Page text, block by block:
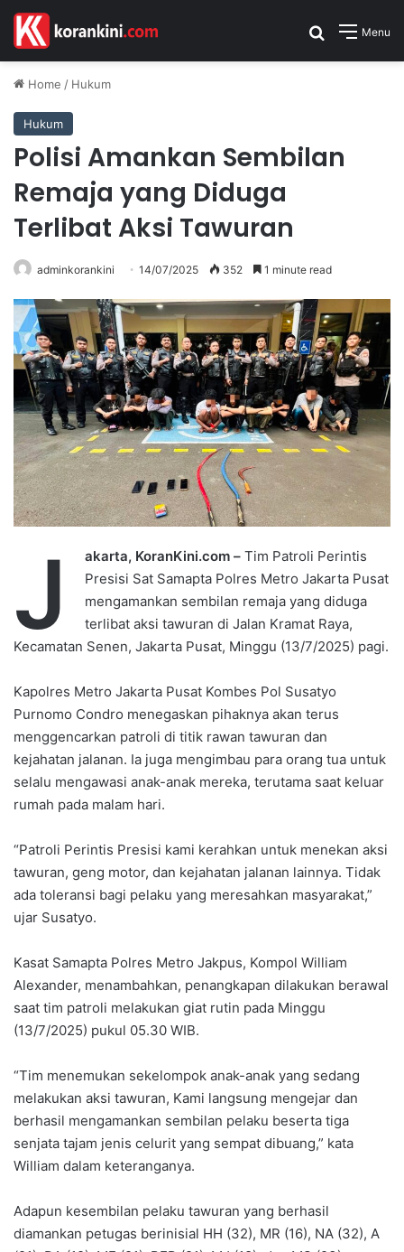
Menu
Search for
Home / Hukum
Hukum
Polisi Amankan Sembilan
Remaja yang Diduga
Terlibat Aksi Tawuran
adminkorankini 14/07/2025 352 1 minute read
J akarta, KoranKini.com – Tim Patroli Perintis
Presisi Sat Samapta Polres Metro Jakarta Pusat
mengamankan sembilan remaja yang diduga
terlibat aksi tawuran di Jalan Kramat Raya,
Kecamatan Senen, Jakarta Pusat, Minggu (13/7/2025) pagi.
Kapolres Metro Jakarta Pusat Kombes Pol Susatyo
Purnomo Condro menegaskan pihaknya akan terus
menggencarkan patroli di titik rawan tawuran dan
kejahatan jalanan. Ia juga mengimbau para orang tua untuk
selalu mengawasi anak-anak mereka, terutama saat keluar
rumah pada malam hari.
“Patroli Perintis Presisi kami kerahkan untuk menekan aksi
tawuran, geng motor, dan kejahatan jalanan lainnya. Tidak
ada toleransi bagi pelaku yang meresahkan masyarakat,”
ujar Susatyo.
Kasat Samapta Polres Metro Jakpus, Kompol William
Alexander, menambahkan, penangkapan dilakukan berawal
saat tim patroli melakukan giat rutin pada Minggu
(13/7/2025) pukul 05.30 WIB.
“Tim menemukan sekelompok anak-anak yang sedang
melakukan aksi tawuran, Kami langsung mengejar dan
berhasil mengamankan sembilan pelaku beserta tiga
senjata tajam jenis celurit yang sempat dibuang,” kata
William dalam keteranganya.
Adapun kesembilan pelaku tawuran yang berhasil
diamankan petugas berinisial HH (32), MR (16), NA (32), A